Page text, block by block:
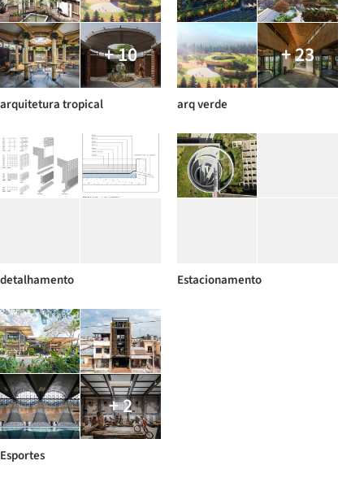
+ 10
arquitetura tropical
+ 23
arq verde
detalhamento Estacionamento
+ 2
Esportes